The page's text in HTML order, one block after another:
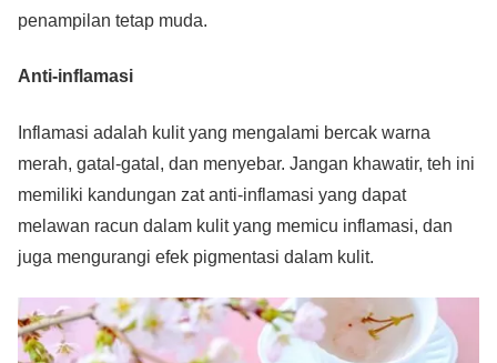
penampilan tetap muda.
Anti-inflamasi
Inflamasi adalah kulit yang mengalami bercak warna
merah, gatal-gatal, dan menyebar. Jangan khawatir, teh ini
memiliki kandungan zat anti-inflamasi yang dapat
melawan racun dalam kulit yang memicu inflamasi, dan
juga mengurangi efek pigmentasi dalam kulit.